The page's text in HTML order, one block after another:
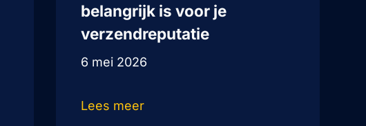
belangrijk is voor je
verzendreputatie
6 mei 2026
Lees meer